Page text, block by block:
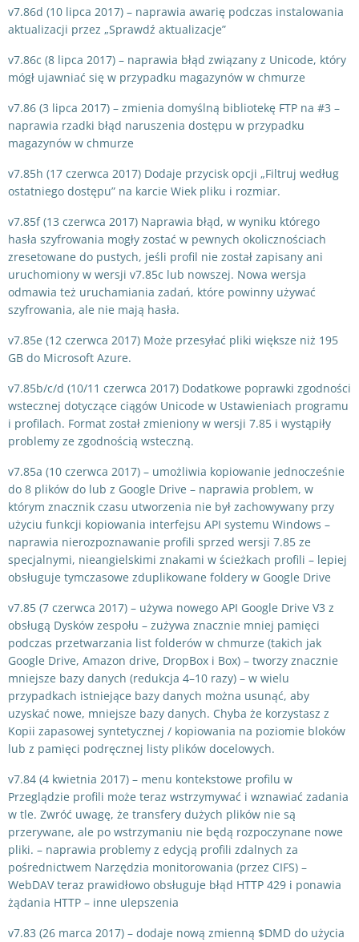
v7.86d (10 lipca 2017) – naprawia awarię podczas instalowania
aktualizacji przez „Sprawdź aktualizacje”
v7.86c (8 lipca 2017) – naprawia błąd związany z Unicode, który
mógł ujawniać się w przypadku magazynów w chmurze
v7.86 (3 lipca 2017) – zmienia domyślną bibliotekę FTP na #3 –
naprawia rzadki błąd naruszenia dostępu w przypadku
magazynów w chmurze
v7.85h (17 czerwca 2017) Dodaje przycisk opcji „Filtruj według
ostatniego dostępu” na karcie Wiek pliku i rozmiar.
v7.85f (13 czerwca 2017) Naprawia błąd, w wyniku którego
hasła szyfrowania mogły zostać w pewnych okolicznościach
zresetowane do pustych, jeśli profil nie został zapisany ani
uruchomiony w wersji v7.85c lub nowszej. Nowa wersja
odmawia też uruchamiania zadań, które powinny używać
szyfrowania, ale nie mają hasła.
v7.85e (12 czerwca 2017) Może przesyłać pliki większe niż 195
GB do Microsoft Azure.
v7.85b/c/d (10/11 czerwca 2017) Dodatkowe poprawki zgodności
wstecznej dotyczące ciągów Unicode w Ustawieniach programu
i profilach. Format został zmieniony w wersji 7.85 i wystąpiły
problemy ze zgodnością wsteczną.
v7.85a (10 czerwca 2017) – umożliwia kopiowanie jednocześnie
do 8 plików do lub z Google Drive – naprawia problem, w
którym znacznik czasu utworzenia nie był zachowywany przy
użyciu funkcji kopiowania interfejsu API systemu Windows –
naprawia nierozpoznawanie profili sprzed wersji 7.85 ze
specjalnymi, nieangielskimi znakami w ścieżkach profili – lepiej
obsługuje tymczasowe zduplikowane foldery w Google Drive
v7.85 (7 czerwca 2017) – używa nowego API Google Drive V3 z
obsługą Dysków zespołu – zużywa znacznie mniej pamięci
podczas przetwarzania list folderów w chmurze (takich jak
Google Drive, Amazon drive, DropBox i Box) – tworzy znacznie
mniejsze bazy danych (redukcja 4–10 razy) – w wielu
przypadkach istniejące bazy danych można usunąć, aby
uzyskać nowe, mniejsze bazy danych. Chyba że korzystasz z
Kopii zapasowej syntetycznej / kopiowania na poziomie bloków
lub z pamięci podręcznej listy plików docelowych.
v7.84 (4 kwietnia 2017) – menu kontekstowe profilu w
Przeglądzie profili może teraz wstrzymywać i wznawiać zadania
w tle. Zwróć uwagę, że transfery dużych plików nie są
przerywane, ale po wstrzymaniu nie będą rozpoczynane nowe
pliki. – naprawia problemy z edycją profili zdalnych za
pośrednictwem Narzędzia monitorowania (przez CIFS) –
WebDAV teraz prawidłowo obsługuje błąd HTTP 429 i ponawia
żądania HTTP – inne ulepszenia
v7.83 (26 marca 2017) – dodaje nową zmienną $DMD do użycia